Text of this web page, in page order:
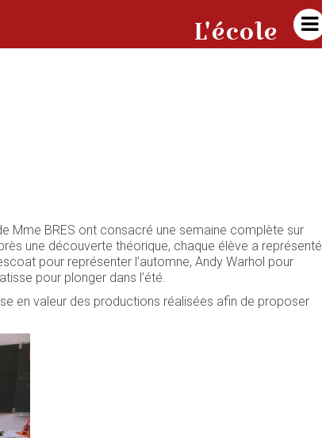
L'école 
Mme BRES ont consacré une semaine complète sur
une découverte théorique, chaque élève a représenté
pour représenter l’automne, Andy Warhol pour
pour plonger dans l’été.
en valeur des productions réalisées afin de proposer